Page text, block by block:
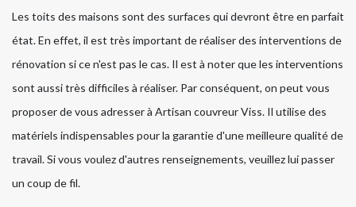
Les toits des maisons sont des surfaces qui devront être en parfait
état. En effet, il est très important de réaliser des interventions de
rénovation si ce n'est pas le cas. Il est à noter que les interventions
sont aussi très difficiles à réaliser. Par conséquent, on peut vous
proposer de vous adresser à Artisan couvreur Viss. Il utilise des
matériels indispensables pour la garantie d'une meilleure qualité de
travail. Si vous voulez d'autres renseignements, veuillez lui passer
un coup de fil.